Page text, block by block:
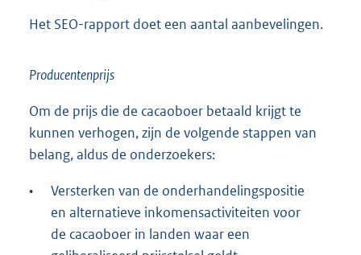
Het SEO-rapport doet een aantal aanbevelingen.
Producentenprijs
Om de prijs die de cacaoboer betaald krijgt te
kunnen verhogen, zijn de volgende stappen van
belang, aldus de onderzoekers:
•
Versterken van de onderhandelingspositie
en alternatieve inkomensactiviteiten voor
de cacaoboer in landen waar een